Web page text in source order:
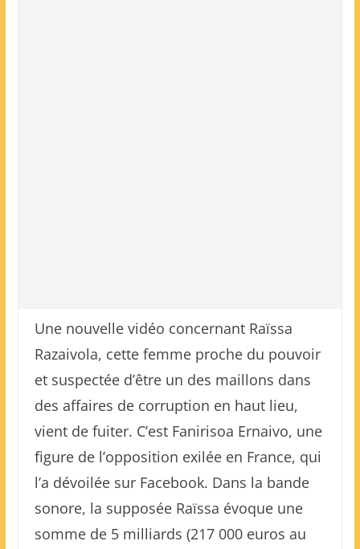
Une nouvelle vidéo concernant Raïssa
Razaivola, cette femme proche du pouvoir
et suspectée d’être un des maillons dans
des affaires de corruption en haut lieu,
vient de fuiter. C’est Fanirisoa Ernaivo, une
figure de l’opposition exilée en France, qui
l’a dévoilée sur Facebook. Dans la bande
sonore, la supposée Raïssa évoque une
somme de 5 milliards (217 000 euros au